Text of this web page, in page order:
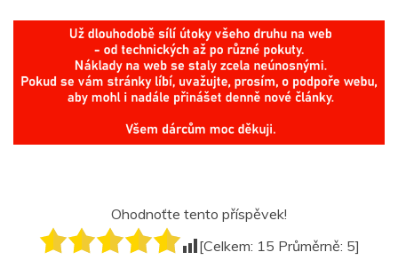
Ohodnoťte tento příspěvek!
[Celkem: 15 Průměrně: 5]